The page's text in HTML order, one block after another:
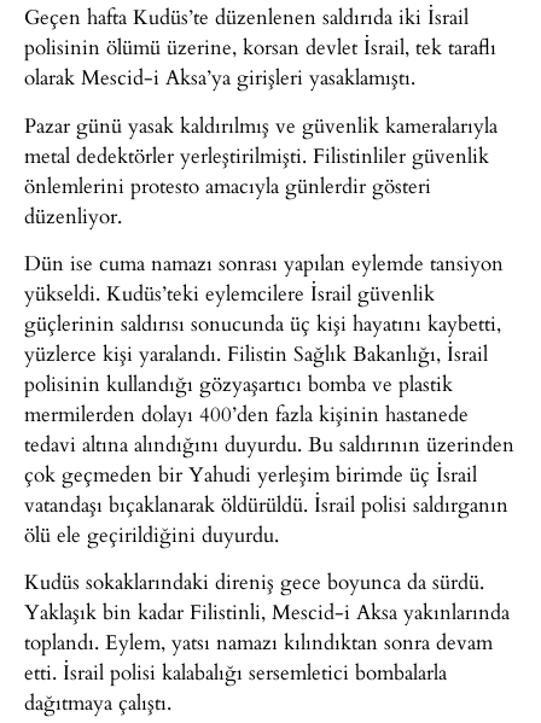
Geçen hafta Kudüs’te düzenlenen saldırıda iki İsrail
polisinin ölümü üzerine, korsan devlet İsrail, tek taraflı
olarak Mescid-i Aksa’ya girişleri yasaklamıştı.
Pazar günü yasak kaldırılmış ve güvenlik kameralarıyla
metal dedektörler yerleştirilmişti. Filistinliler güvenlik
önlemlerini protesto amacıyla günlerdir gösteri
düzenliyor.
Dün ise cuma namazı sonrası yapılan eylemde tansiyon
yükseldi. Kudüs’teki eylemcilere İsrail güvenlik
güçlerinin saldırısı sonucunda üç kişi hayatını kaybetti,
yüzlerce kişi yaralandı. Filistin Sağlık Bakanlığı, İsrail
polisinin kullandığı gözyaşartıcı bomba ve plastik
mermilerden dolayı 400’den fazla kişinin hastanede
tedavi altına alındığını duyurdu. Bu saldırının üzerinden
çok geçmeden bir Yahudi yerleşim birimde üç İsrail
vatandaşı bıçaklanarak öldürüldü. İsrail polisi saldırganın
ölü ele geçirildiğini duyurdu.
Kudüs sokaklarındaki direniş gece boyunca da sürdü.
Yaklaşık bin kadar Filistinli, Mescid-i Aksa yakınlarında
toplandı. Eylem, yatsı namazı kılındıktan sonra devam
etti. İsrail polisi kalabalığı sersemletici bombalarla
dağıtmaya çalıştı.